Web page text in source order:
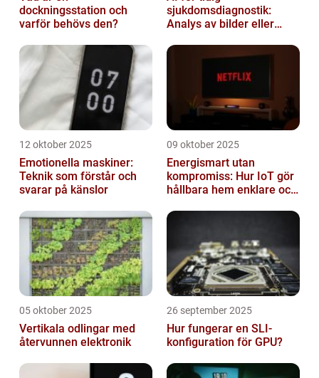
dockningsstation och
varför behövs den?
sjukdomsdiagnostik:
Analys av bilder eller
12 oktober 2025
Emotionella maskiner:
Teknik som förstår och
svarar på känslor
09 oktober 2025
Energismart utan
kompromiss: Hur IoT gör
hållbara hem enklare och
05 oktober 2025
Vertikala odlingar med
återvunnen elektronik
26 september 2025
Hur fungerar en SLI-
konfiguration för GPU?